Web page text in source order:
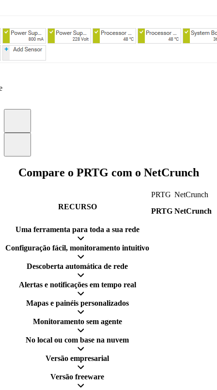
Compare o PRTG com o NetCrunch
RECURSO
PRTG
PRTG
NetCrunch
NetCrunch
Uma ferramenta para toda a sua rede
Configuração fácil, monitoramento intuitivo
Descoberta automática de rede
Alertas e notificações em tempo real
Mapas e painéis personalizados
Monitoramento sem agente
No local ou com base na nuvem
Versão empresarial
Versão freeware